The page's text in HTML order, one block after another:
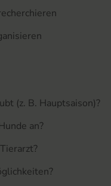
(z. B. Hauptsaison)?
an?